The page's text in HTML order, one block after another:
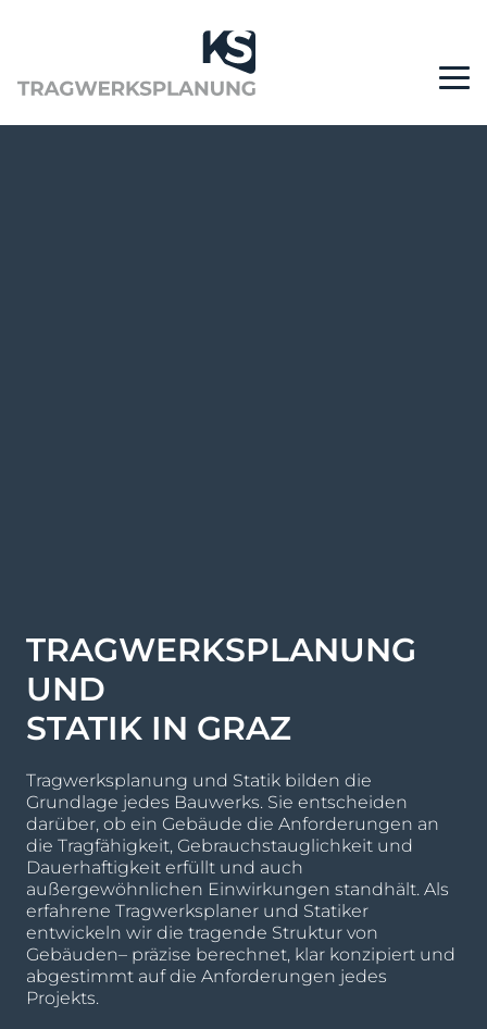
TRAGWERKSPLANUNG
UND
STATIK IN GRAZ
Tragwerksplanung und Statik bilden die
Grundlage jedes Bauwerks. Sie entscheiden
darüber, ob ein Gebäude die Anforderungen an
die Tragfähigkeit, Gebrauchstauglichkeit und
Dauerhaftigkeit erfüllt und auch
außergewöhnlichen Einwirkungen standhält. Als
erfahrene Tragwerksplaner und Statiker
entwickeln wir die tragende Struktur von
Gebäuden– präzise berechnet, klar konzipiert und
abgestimmt auf die Anforderungen jedes
Projekts.